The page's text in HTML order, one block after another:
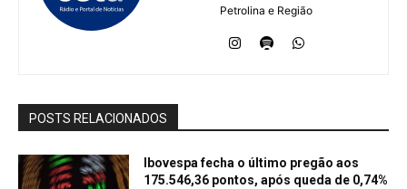
Petrolina e Região
POSTS RELACIONADOS
Ibovespa fecha o último pregão aos
175.546,36 pontos, após queda de 0,74%